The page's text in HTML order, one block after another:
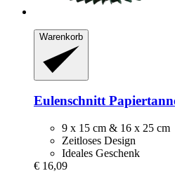
Warenkorb
Eulenschnitt
9 x 15 cm & 16 x 25 cm
Zeitloses Design
Ideales Geschenk
€ 16,09